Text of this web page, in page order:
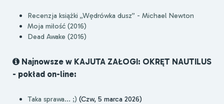
Recenzja książki „Wędrówka dusz” - Michael Newton
Moja miłość (2016)
Dead Awake (2016)
Najnowsze w KAJUTA ZAŁOGI: OKRĘT NAUTILUS
- pokład on-line:
Taka sprawa... ;) (Czw, 5 marca 2026)